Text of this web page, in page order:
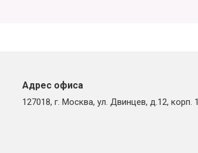
Адрес офиса
127018, г. Москва, ул. Двинцев, д.12, корп. 1